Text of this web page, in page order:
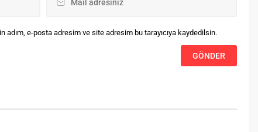
adım, e-posta adresim ve site adresim bu tarayıcıya kaydedilsin.